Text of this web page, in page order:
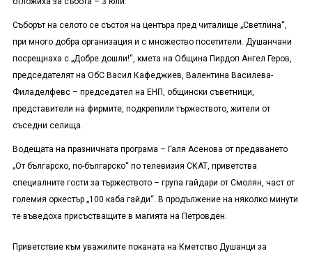
Съборът на селото се състоя на центъра пред читалище „Светлина“,
при много добра организация и с множество посетители. Душанчани
посрещнаха с „Добре дошли!“, кмета на Община Пирдоп Ангел Геров,
председателят на ОбС Васил Кафеджиев, Валентина Василева-
Филаделфевс – председател на ЕНП, общински съветници,
представители на фирмите, подкрепили тържеството, жители от
съседни селища.
Водещата на празничната програма – Галя Асенова от предаването
„От българско, по-българско“ по телевизия СКАТ, приветства
специалните гости за тържеството – група гайдари от Смолян, част от
големия оркестър „100 каба гайди“. В продължение на няколко минути
те въведоха присъстващите в магията на Петровден.
Приветствие към уважилите поканата на Кметство Душанци за